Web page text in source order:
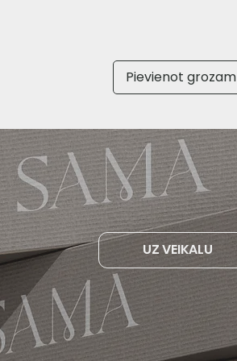
Pievienot grozam
UZ VEIKALU